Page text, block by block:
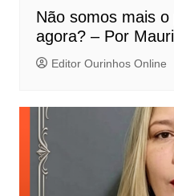
Não somos mais
agora? – Por
Editor Ourinhos Online